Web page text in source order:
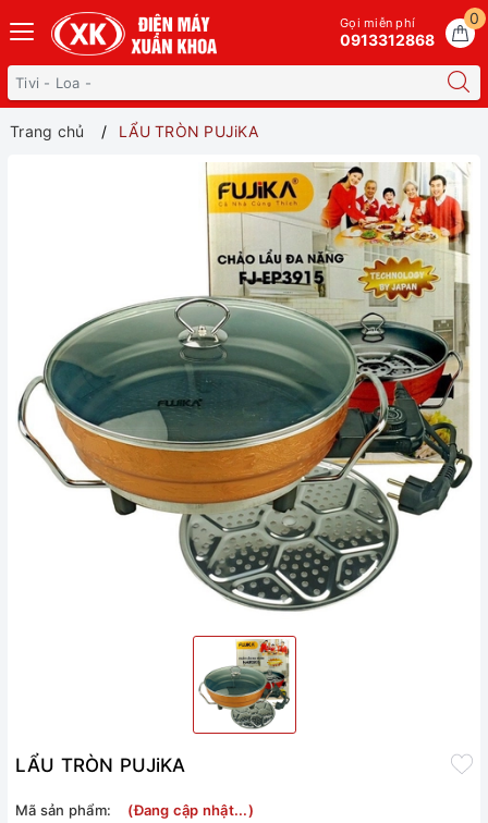
0
Gọi miễn phí
0913312868
Trang chủ LẨU TRÒN PUJiKA
LẨU TRÒN PUJiKA
Mã sản phẩm:
(Đang cập nhật...)